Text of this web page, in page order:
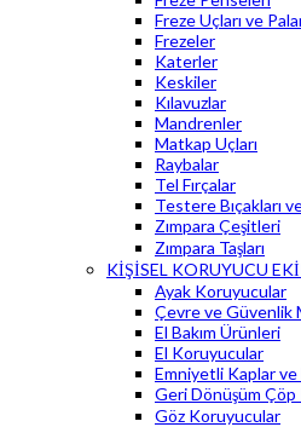
Freze Uçları ve
Frezeler
Katerler
Keskiler
Kılavuzlar
Mandrenler
Matkap Uçları
Raybalar
Tel Fırçalar
Testere Bıçakları
Zımpara Çeşitleri
Zımpara Taşları
KİŞİSEL KORUYUCU
Ayak Koruyucular
Çevre ve Güvenlik
El Bakım Ürünleri
El Koruyucular
Emniyetli Kaplar ve
Geri Dönüşüm
Göz Koruyucular